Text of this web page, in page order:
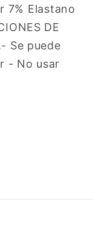
7% Elastano
DE
Se puede
- No usar